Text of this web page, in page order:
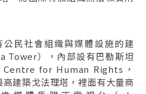
民社會組織與媒體設施的建
Tower），內部設有巴勒斯坦
for Human Rights，
建築戈法理塔，裡面有大量商